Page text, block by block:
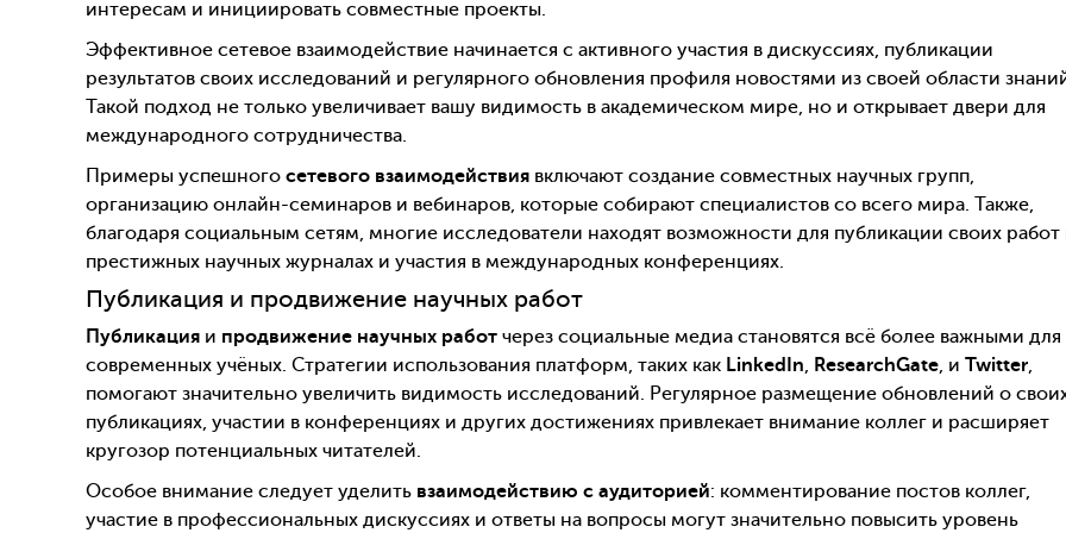
интересам и инициировать совместные проекты.
Эффективное сетевое взаимодействие начинается с активного участия в дискуссиях, публикации
результатов своих исследований и регулярного обновления профиля новостями из своей области
Такой подход не только увеличивает вашу видимость в академическом мире, но и открывает двери для
международного сотрудничества.
Примеры успешного сетевого взаимодействия включают создание совместных научных групп,
организацию онлайн-семинаров и вебинаров, которые собирают специалистов со всего мира. Также,
благодаря социальным сетям, многие исследователи находят возможности для публикации своих работ
престижных научных журналах и участия в международных конференциях.
Публикация и продвижение научных работ
Публикация и продвижение научных работ через социальные медиа становятся всё более важными для
современных учёных. Стратегии использования платформ, таких как LinkedIn, ResearchGate, и Twitter,
помогают значительно увеличить видимость исследований. Регулярное размещение обновлений о
публикациях, участии в конференциях и других достижениях привлекает внимание коллег и расширяет
кругозор потенциальных читателей.
Особое внимание следует уделить взаимодействию с аудиторией: комментирование постов коллег,
участие в профессиональных дискуссиях и ответы на вопросы могут значительно повысить уровень